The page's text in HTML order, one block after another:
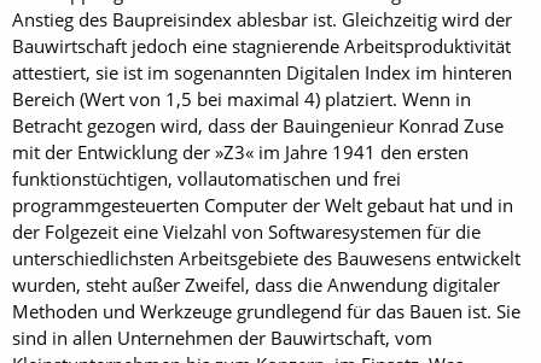
Anstieg des Baupreisindex ablesbar ist. Gleichzeitig wird der
Bauwirtschaft jedoch eine stagnierende Arbeitsproduktivität
attestiert, sie ist im sogenannten Digitalen Index im hinteren
Bereich (Wert von 1,5 bei maximal 4) platziert. Wenn in
Betracht gezogen wird, dass der Bauingenieur Konrad Zuse
mit der Entwicklung der »Z3« im Jahre 1941 den ersten
funktionstüchtigen, vollautomatischen und frei
programmgesteuerten Computer der Welt gebaut hat und in
der Folgezeit eine Vielzahl von Softwaresystemen für die
unterschiedlichsten Arbeitsgebiete des Bauwesens entwickelt
wurden, steht außer Zweifel, dass die Anwendung digitaler
Methoden und Werkzeuge grundlegend für das Bauen ist. Sie
sind in allen Unternehmen der Bauwirtschaft, vom